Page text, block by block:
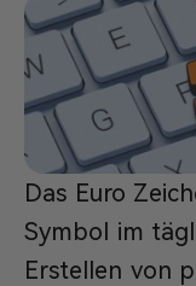
Das Euro
Symbol im
Erstellen von